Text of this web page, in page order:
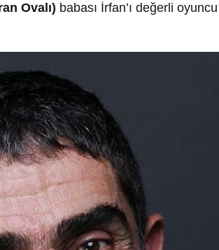
Ovalı) babası İrfan’ı değerli oyuncu